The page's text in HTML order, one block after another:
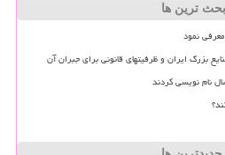
ترین ها
نمود
بزرگ ایران و ظرفیتهای قانونی برای جبران آن